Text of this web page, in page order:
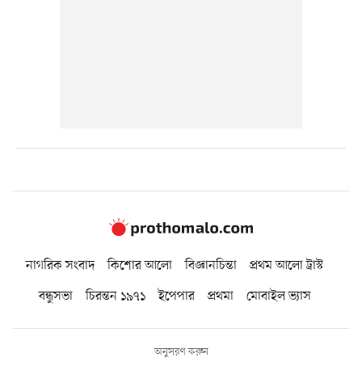
নাগরিক সংবাদ কিশোর আলো বিজ্ঞানচিন্তা
প্রথম আলো ট্রাস্ট
বন্ধুসভা
চিরন্তন ১৯৭১ ইপেপার প্রথমা মোবাইল ভ্যাস
অনুসরণ করুন